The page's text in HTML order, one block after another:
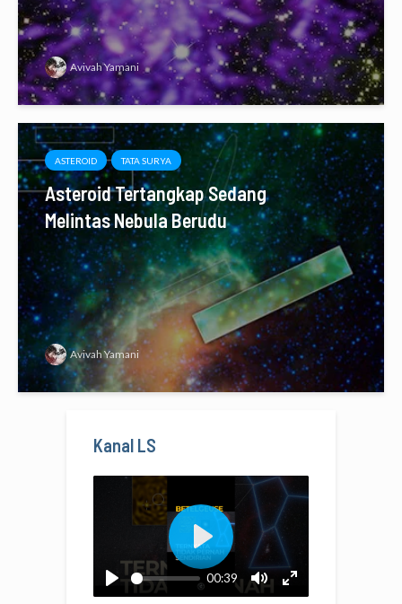
Avivah Yamani
ASTEROID TATA SURYA
Asteroid Tertangkap Sedang
Melintas Nebula Berudu
Avivah Yamani
Kanal LS